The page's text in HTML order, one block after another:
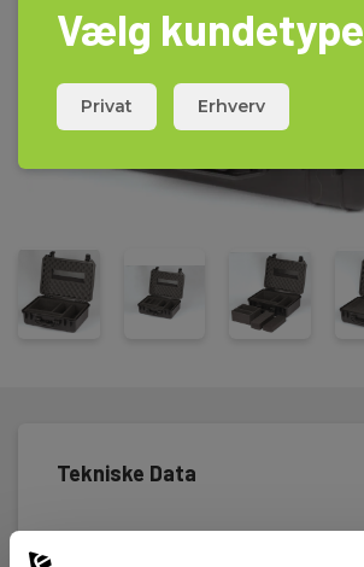
Tekniske Data
Vælg kundetype
Privat Erhverv